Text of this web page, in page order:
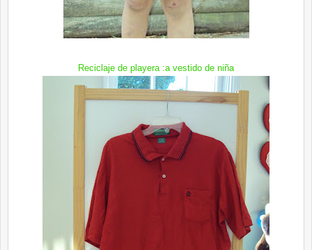
Reciclaje de playera :a vestido de niña